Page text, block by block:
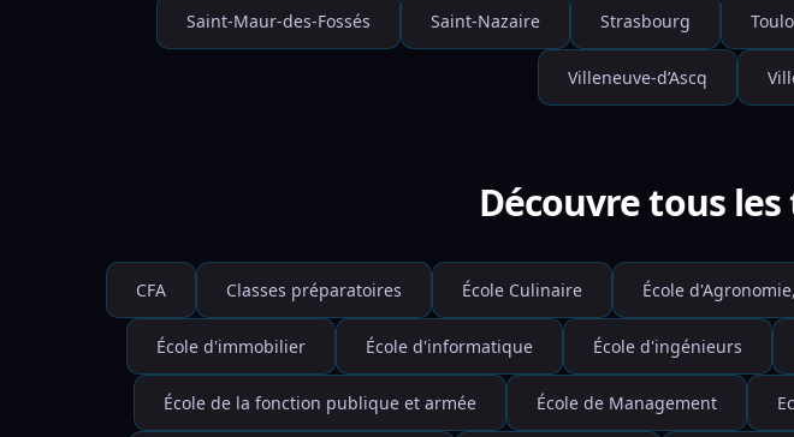
Saint-Maur-des-Fossés Saint-Nazaire Strasbourg
Villeneuve-d’Ascq
Découvre tous
CFA Classes préparatoires École Culinaire École
École d'immobilier École d'informatique École d'ingénieurs
École de la fonction publique et armée École de Management